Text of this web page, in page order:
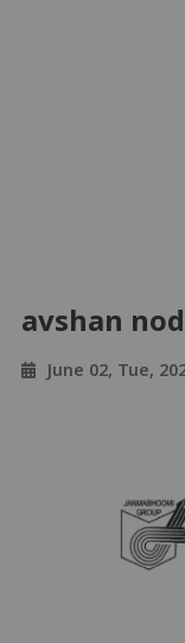
avshan
June 02, Tue,